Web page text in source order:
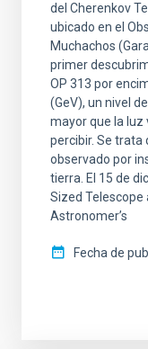
del Cherenkov
ubicado en el
Muchachos
primer
OP 313 por
(GeV), un nivel
mayor que la luz
percibir. Se trata
observado por
tierra. El 15 de
Sized Telescope
Astronomer’s
Fecha de